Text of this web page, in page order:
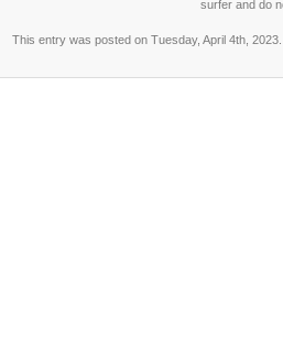
surfer and do
This entry was posted on Tuesday, April 4th,